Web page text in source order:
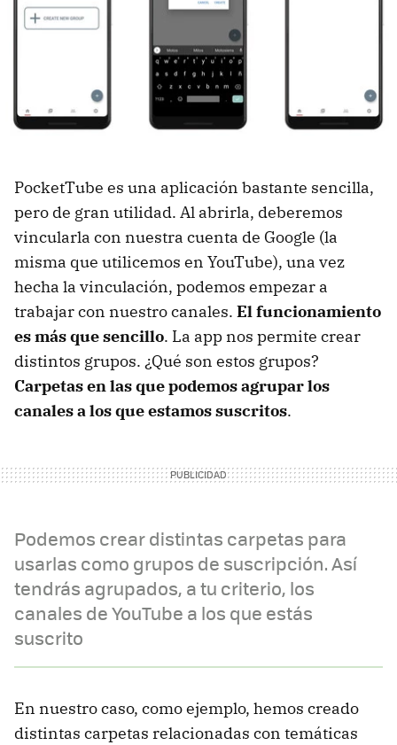
PocketTube es una aplicación bastante sencilla,
pero de gran utilidad. Al abrirla, deberemos
vincularla con nuestra cuenta de Google (la
misma que utilicemos en YouTube), una vez
hecha la vinculación, podemos empezar a
trabajar con nuestro canales. El funcionamiento
es más que sencillo. La app nos permite crear
distintos grupos. ¿Qué son estos grupos?
Carpetas en las que podemos agrupar los
canales a los que estamos suscritos.
Podemos crear distintas carpetas para
usarlas como grupos de suscripción. Así
tendrás agrupados, a tu criterio, los
canales de YouTube a los que estás
suscrito
En nuestro caso, como ejemplo, hemos creado
distintas carpetas relacionadas con temáticas